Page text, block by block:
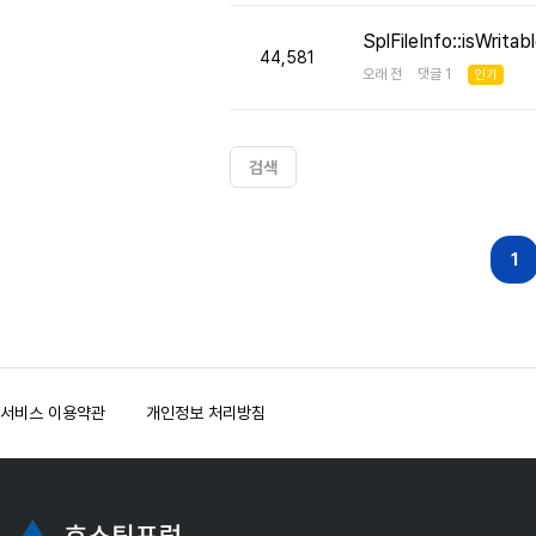
44,581
오래 전 댓글 1 인기
검색
1
맨끝
서비스 이용약관 개인정보 처리방침